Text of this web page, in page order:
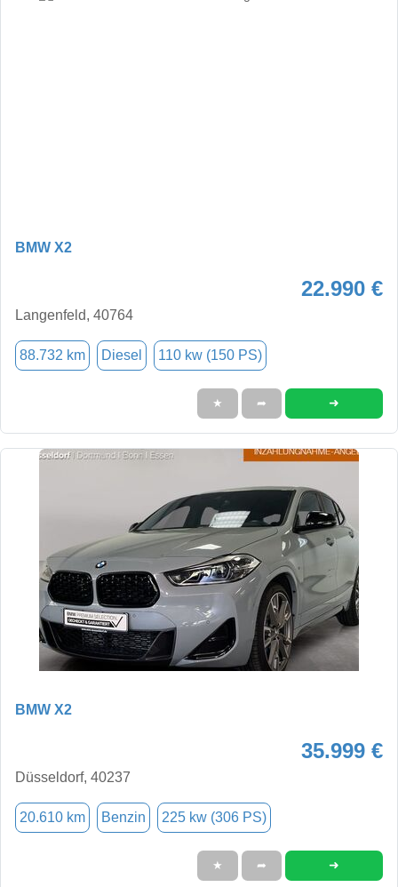
BMW X2
22.990 €
Langenfeld, 40764
88.732 km Diesel 110 kw (150 PS)
★ ➦ ➜
BMW X2
35.999 €
Düsseldorf, 40237
20.610 km Benzin 225 kw (306 PS)
★ ➦ ➜